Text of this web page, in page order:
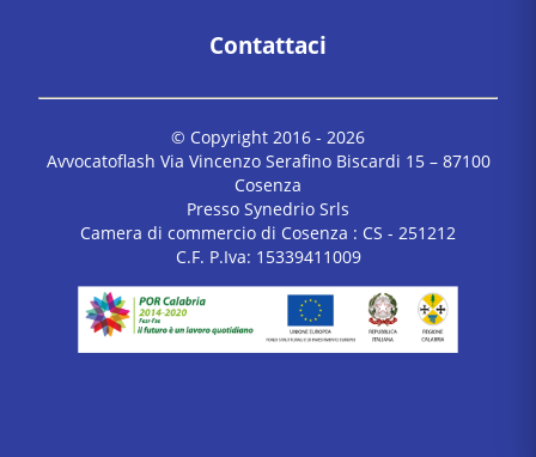
Contattaci
© Copyright 2016 - 2026
Avvocatoflash Via Vincenzo Serafino Biscardi 15 – 87100
Cosenza
Presso Synedrio Srls
Camera di commercio di Cosenza : CS - 251212
C.F. P.Iva: 15339411009